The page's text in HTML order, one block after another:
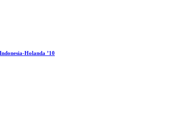
Holanda ’10